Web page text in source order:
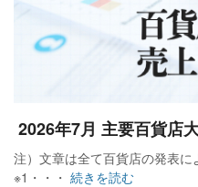
2026年7月 主要百貨店
注）文章は全て百貨店の発表
※1・・・ 続きを読む